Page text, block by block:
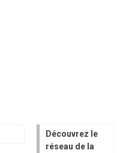
Découvrez le
réseau de la